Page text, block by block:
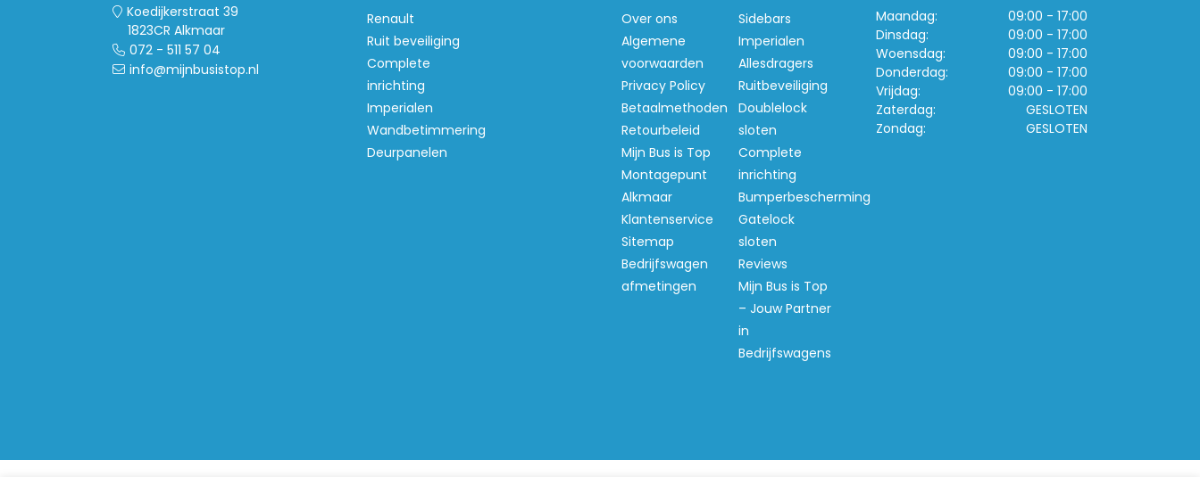
Koedijkerstraat 39
1823CR Alkmaar
072 - 511 57 04
info@mijnbusistop.nl
Renault
Ruit beveiliging
Complete
inrichting
Imperialen
Wandbetimmering
Deurpanelen
Over ons
Algemene
voorwaarden
Privacy Policy
Betaalmethoden
Retourbeleid
Mijn Bus is Top
Montagepunt
Alkmaar
Klantenservice
Sitemap
Bedrijfswagen
afmetingen
Sidebars
Imperialen
Allesdragers
Ruitbeveiliging
Doublelock
sloten
Complete
inrichting
Bumperbescherming
Gatelock
sloten
Reviews
Mijn Bus is Top
– Jouw Partner
in
Bedrijfswagens
Maandag:
09:00 - 17:00
Dinsdag:
09:00 - 17:00
Woensdag:
09:00 - 17:00
Donderdag:
09:00 - 17:00
Vrijdag:
09:00 - 17:00
Zaterdag:
GESLOTEN
Zondag:
GESLOTEN